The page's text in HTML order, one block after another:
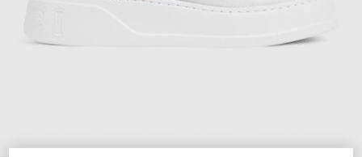
1/6